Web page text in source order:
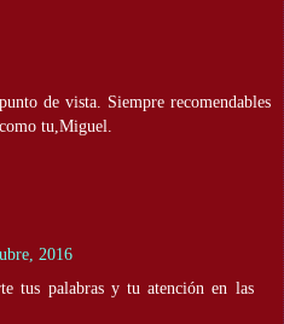
de vista. Siempre recomendables
tu,Miguel.
2016
tus palabras y tu atención en las